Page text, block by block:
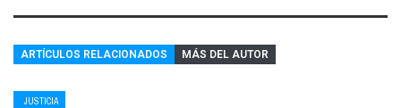
ARTÍCULOS RELACIONADOS MÁS DEL AUTOR
JUSTICIA